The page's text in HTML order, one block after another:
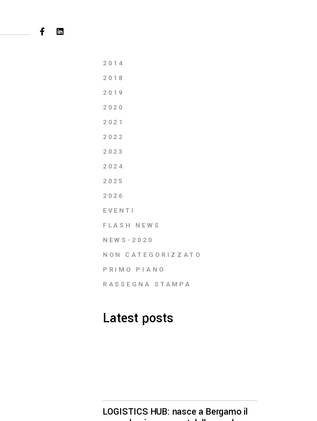
2014
2018
2019
2020
2021
2022
2023
2024
2025
2026
EVENTI
FLASH NEWS
NEWS-2020
NON CATEGORIZZATO
PRIMO PIANO
RASSEGNA STAMPA
Latest posts
LOGISTICS HUB: nasce a Bergamo il